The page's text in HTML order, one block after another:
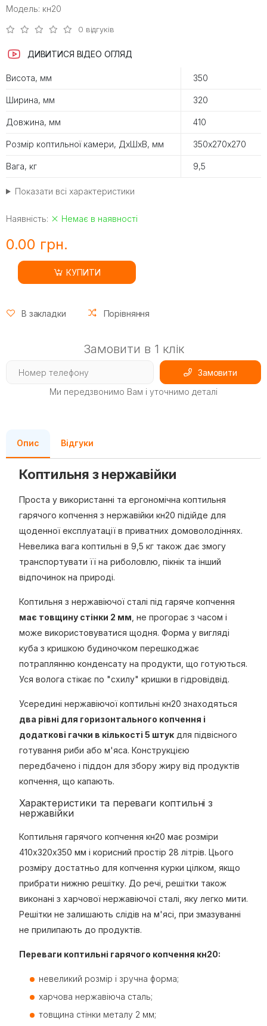
Модель: кн20
0 відгуків
ДИВИТИСЯ ВІДЕО ОГЛЯД
Висота, мм 350
Ширина, мм 320
Довжина, мм 410
Розмір коптильної камери, ДхШхВ, мм 350х270х270
Вага, кг 9,5
Показати всі характеристики
Наявність: Немає в наявності
0.00 грн.
КУПИТИ
В закладки Порівняння
Замовити в 1 клік
Замовити
Ми передзвонимо Вам і уточнимо деталі
Опис Відгуки
Коптильня з нержавійки
Проста у використанні та ергономічна коптильня
гарячого копчення з нержавійки кн20 підійде для
щоденної експлуатації в приватних домоволодіннях.
Невелика вага коптильні в 9,5 кг також дає змогу
транспортувати її на риболовлю, пікнік та інший
відпочинок на природі.
Коптильня з нержавіючої сталі під гаряче копчення
має товщину стінки 2 мм , не прогорає з часом і
може використовуватися щодня. Форма у вигляді
куба з кришкою будиночком перешкоджає
потраплянню конденсату на продукти, що готуються.
Уся волога стікає по "схилу" кришки в гідровідвід.
Усередині нержавіючої коптильні кн20 знаходяться
два рівні для горизонтального копчення і
додаткові гачки в кількості 5 штук для підвісного
готування риби або м'яса. Конструкцією
передбачено і піддон для збору жиру від продуктів
копчення, що капають.
Характеристики та переваги коптильні з
нержавійки
Коптильня гарячого копчення кн20 має розміри
410х320х350 мм і корисний простір 28 літрів. Цього
розміру достатньо для копчення курки цілком, якщо
прибрати нижню решітку. До речі, решітки також
виконані з харчової нержавіючої сталі, яку легко мити.
Решітки не залишають слідів на м'ясі, при змазуванні
не прилипають до продуктів.
Переваги коптильні гарячого копчення кн20:
невеликий розмір і зручна форма;
харчова нержавіюча сталь;
товщина стінки металу 2 мм;